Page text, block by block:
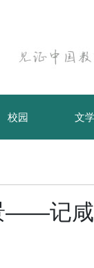
校园 文
——记